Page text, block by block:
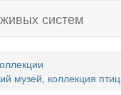
систем
музей, коллекция птиц